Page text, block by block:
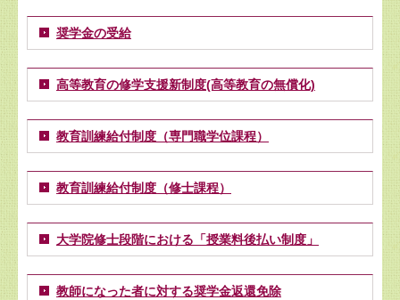
奨学金の受給
高等教育の修学支援新制度(高等教育の無償化)
教育訓練給付制度（専門職学位課程）
教育訓練給付制度（修士課程）
大学院修士段階における「授業料後払い制度」
教師になった者に対する奨学金返還免除